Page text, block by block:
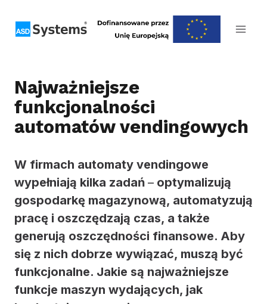
Najważniejsze
funkcjonalności
automatów vendingowych
W firmach automaty vendingowe
wypełniają kilka zadań – optymalizują
gospodarkę magazynową, automatyzują
pracę i oszczędzają czas, a także
generują oszczędności finansowe. Aby
się z nich dobrze wywiązać, muszą być
funkcjonalne. Jakie są najważniejsze
funkcje maszyn wydających, jak